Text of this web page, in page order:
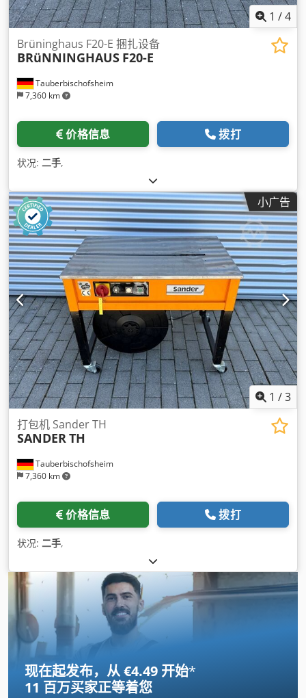
1 /4
Tauberbischofsheim
7,360 km
Brüninghaus F20-E 捆扎设备
BRüNNINGHAUS F20-E
价格信息 拨打
状况: 二手,
小广告
1 /3
Tauberbischofsheim
7,360 km
打包机 Sander TH
SANDERTH
价格信息 拨打
状况: 二手,
现在起发布，从 €4.49 开始*
11 百万买家正等着您